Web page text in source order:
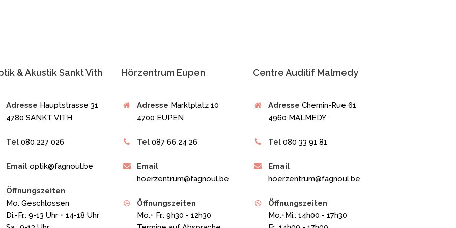
& Akustik Sankt Vith
Adresse Hauptstrasse 31
4780 SANKT VITH
Tel 080 227 026
Email optik@fagnoul.be
Öffnungszeiten
Mo. Geschlossen
Di.-Fr.: 9-13 Uhr + 14-18 Uhr
Hörzentrum Eupen
Adresse Marktplatz 10
4700 EUPEN
Tel 087 66 24 26
Email
hoerzentrum@fagnoul.be
Öffnungszeiten
Mo.+ Fr.: 9h30 - 12h30
Centre Auditif Malmedy
Adresse Chemin-Rue 61
4960 MALMEDY
Tel 080 33 91 81
Email
hoerzentrum@fagnoul.be
Öffnungszeiten
Mo.+Mi.: 14h00 - 17h30